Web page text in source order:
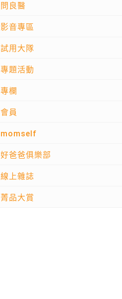
問良醫
影音專區
試用大隊
專題活動
專欄
會員
momself
好爸爸俱樂部
線上雜誌
菁品大賞